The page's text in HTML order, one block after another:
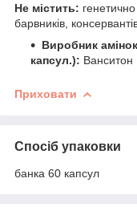
Не містить:
барвників,
Виробник
капсул.): Ванситон
Приховати
Спосіб упаковки
банка 60 капсул